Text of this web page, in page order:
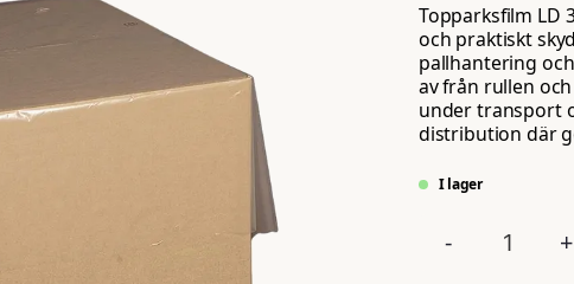
Topparksfilm LD
och praktiskt
pallhantering
av från rullen
under transport
distribution där
I lager
- +